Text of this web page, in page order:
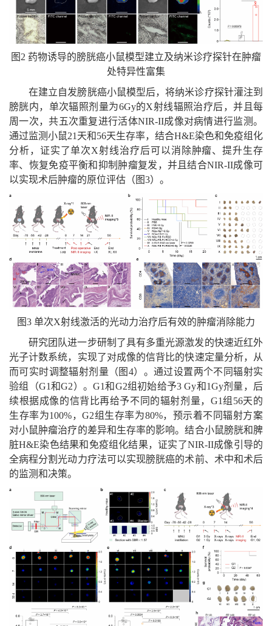
图2 药物诱导的膀胱癌小鼠模型建立及纳米诊疗探针在肿瘤
处特异性富集
在建立自发膀胱癌小鼠模型后，将纳米诊疗探针灌注到
膀胱内，单次辐照剂量为6Gy的X射线辐照治疗后，并且每
周一次，共五次重复进行活体NIR-II成像对病情进行监测。
通过监测小鼠21天和56天生存率，结合H&E染色和免疫组化
分析，证实了单次X射线治疗后可以消除肿瘤、提升生存
率、恢复免疫平衡和抑制肿瘤复发，并且结合NIR-II成像可
以实现术后肿瘤的原位评估（图3）。
图3 单次X射线激活的光动力治疗后有效的肿瘤消除能力
研究团队进一步研制了具有多重光源激发的快速近红外
光子计数系统，实现了对成像的信背比的快速定量分析，从
而可实时调整辐射剂量（图4）。通过设置两个不同辐射实
验组（G1和G2）。G1和G2组初始给予3 Gy和1Gy剂量，后
续根据成像的信背比再给予不同的辐射剂量，G1组56天的
生存率为100%，G2组生存率为80%，预示着不同辐射方案
对小鼠肿瘤治疗的差异和生存率的影响。结合小鼠膀胱和脾
脏H&E染色结果和免疫组化结果，证实了NIR-II成像引导的
全病程分割光动力疗法可以实现膀胱癌的术前、术中和术后
的监测和决策。